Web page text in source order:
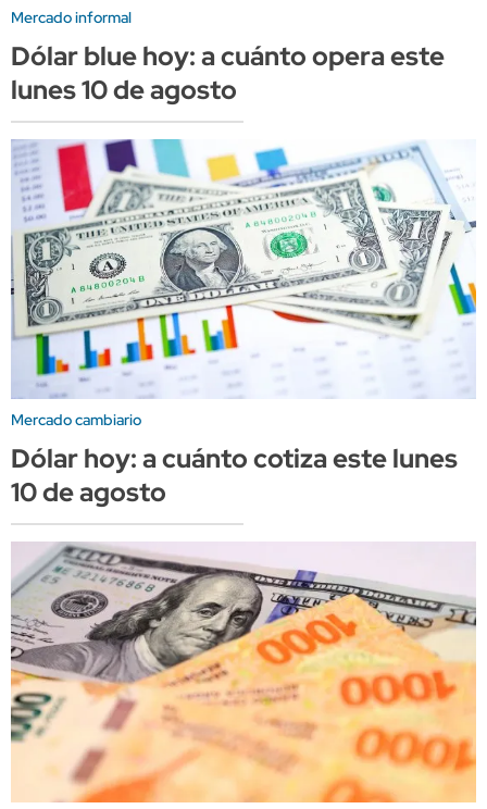
Mercado informal
Dólar blue hoy: a cuánto opera este
lunes 10 de agosto
Mercado cambiario
Dólar hoy: a cuánto cotiza este lunes
10 de agosto